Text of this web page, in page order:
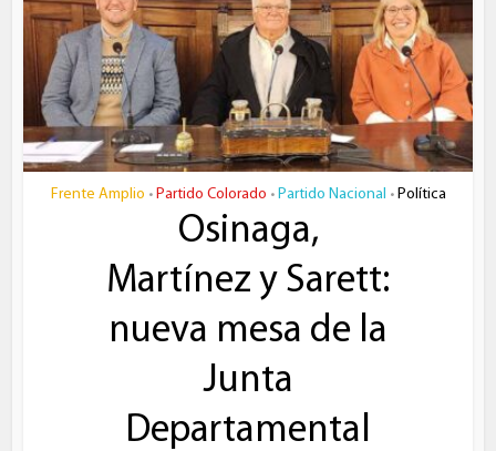
Frente Amplio • Partido Colorado • Partido Nacional • Política
Osinaga,
Martínez y Sarett:
nueva mesa de la
Junta
Departamental